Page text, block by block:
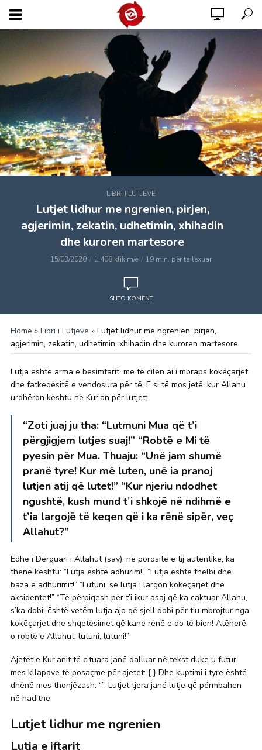
LIBRI I LUTJEVE
Lutjet lidhur me ngrenien, pirjen,
agjerimin, zekatin, udhetimin, xhihadin
dhe kuroren martesore
15/03/2020 1,408 klikim/e 19 min. për ta lexuar
SHTO KOMENT
Home » Libri i Lutjeve » Lutjet lidhur me ngrenien, pirjen,
agjerimin, zekatin, udhetimin, xhihadin dhe kuroren martesore
Lutja është arma e besimtarit, me të cilën ai i mbraps kokëçarjet
dhe fatkeqësitë e vendosura për të. E si të mos jetë, kur Allahu
urdhëron kështu në Kur’an për lutjet:
“Zoti juaj ju tha: “Lutmuni Mua që t’i
përgjigjem lutjes suaj!” “Robtë e Mi të
pyesin për Mua. Thuaju: “Unë jam shumë
pranë tyre! Kur më luten, unë ia pranoj
lutjen atij që lutet!” “Kur njeriu ndodhet
ngushtë, kush mund t’i shkojë në ndihmë e
t’ia largojë të keqen që i ka rënë sipër, veç
Allahut?”
Edhe i Dërguari i Allahut (sav), në porositë e tij autentike, ka
thënë kështu: “Lutja është adhurim!” “Lutja është thelbi dhe
baza e adhurimit!” “Lutuni, se lutja i largon kokëçarjet dhe
aksidentet!” “Të përpiqesh për t’i ikur asaj që ka caktuar Allahu,
s’ka dobi; është vetëm lutja ajo që sjell dobi për t’u mbrojtur nga
kokëçarjet dhe shqetësimet që kanë rënë e do të bien! Atëherë,
o robtë e Allahut, lutuni, lutuni!”
Ajetet e Kur’anit të cituara janë dalluar në tekst duke u futur
mes kllapave të posaçme për ajetet: { } Dhe kuptimi i tyre është
dhënë mes thonjëzash: “”. Lutjet tjera janë lutje që përmbahen
në hadithe.
Lutjet lidhur me ngrenien
Lutja e iftarit